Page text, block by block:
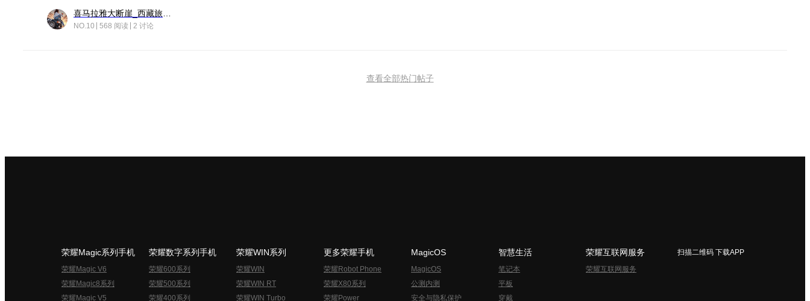
NO.10 568 阅读 2 讨论
查看全部热门帖子
荣耀Magic系列手机
荣耀Magic V6
荣耀Magic8系列
荣耀Magic V5
荣耀数字系列手机
荣耀600系列
荣耀500系列
荣耀400系列
荣耀WIN系列
荣耀WIN
荣耀WIN RT
荣耀WIN Turbo
更多荣耀手机
荣耀Robot Phone
荣耀X80系列
荣耀Power
MagicOS
MagicOS
公测内测
安全与隐私保护
智慧生活
笔记本
平板
穿戴
荣耀互联网服务
荣耀互联网服务
扫描二维码 下载APP